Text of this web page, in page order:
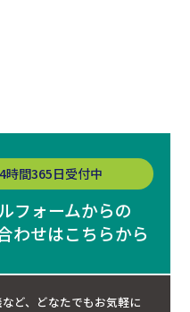
時間365日受付中
フォームからの
わせはこちらから
ど、 どなたでもお気軽に